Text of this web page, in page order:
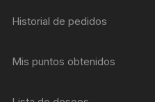
Historial de pedidos
Mis puntos obtenidos